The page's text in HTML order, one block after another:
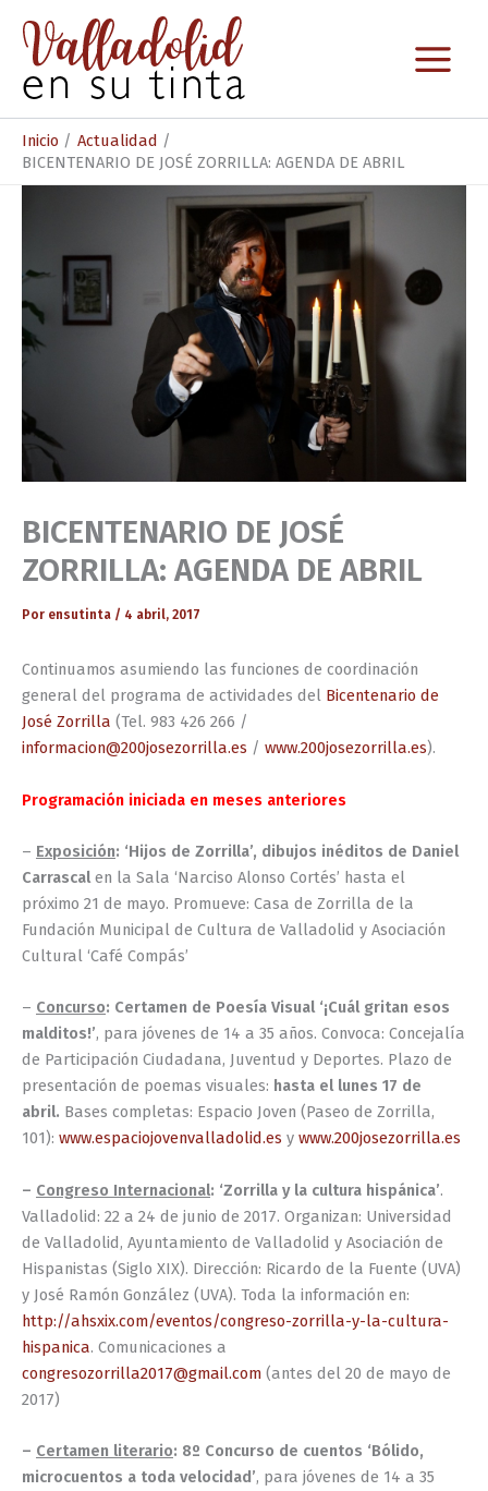
contenido
Inicio
Actualidad
BICENTENARIO DE JOSÉ ZORRILLA: AGENDA DE ABRIL
BICENTENARIO DE JOSÉ
ZORRILLA: AGENDA DE ABRIL
Por ensutinta / 4 abril, 2017
Continuamos asumiendo las funciones de coordinación
general del programa de actividades del Bicentenario de
José Zorrilla (Tel. 983 426 266 /
informacion@200josezorrilla.es / www.200josezorrilla.es).
Programación iniciada en meses anteriores
– Exposición: ‘Hijos de Zorrilla’, dibujos inéditos de Daniel
Carrascalen la Sala ‘Narciso Alonso Cortés’ hasta el
próximo 21 de mayo. Promueve: Casa de Zorrilla de la
Fundación Municipal de Cultura de Valladolid y Asociación
Cultural ‘Café Compás’
– Concurso: Certamen de Poesía Visual ‘¡Cuál gritan esos
malditos!’, para jóvenes de 14 a 35 años. Convoca: Concejalía
de Participación Ciudadana, Juventud y Deportes. Plazo de
presentación de poemas visuales: hasta el lunes 17 de
abril. Bases completas: Espacio Joven (Paseo de Zorrilla,
101): www.espaciojovenvalladolid.es y www.200josezorrilla.es
– Congreso Internacional: ‘Zorrilla y la cultura hispánica’.
Valladolid: 22 a 24 de junio de 2017. Organizan: Universidad
de Valladolid, Ayuntamiento de Valladolid y Asociación de
Hispanistas (Siglo XIX). Dirección: Ricardo de la Fuente (UVA)
y José Ramón González (UVA). Toda la información en:
http://ahsxix.com/eventos/congreso-zorrilla-y-la-cultura-
hispanica. Comunicaciones a
congresozorrilla2017@gmail.com (antes del 20 de mayo de
2017)
– Certamen literario: 8º Concurso de cuentos ‘Bólido,
microcuentos a toda velocidad’, para jóvenes de 14 a 35